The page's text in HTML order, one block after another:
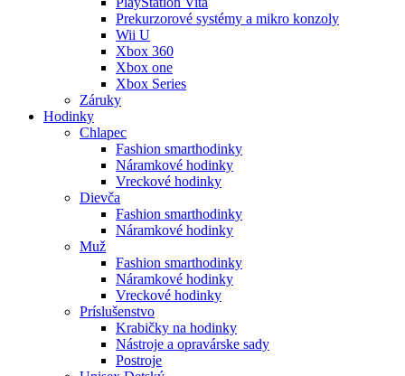
Prekurzorové systémy a mikro konzoly
Wii U
Xbox 360
Xbox one
Xbox Series
Záruky
Hodinky
Chlapec
Fashion smarthodinky
Náramkové hodinky
Vreckové hodinky
Dievča
Fashion smarthodinky
Náramkové hodinky
Muž
Fashion smarthodinky
Náramkové hodinky
Vreckové hodinky
Príslušenstvo
Krabičky na hodinky
Nástroje a opravárske sady
Postroje